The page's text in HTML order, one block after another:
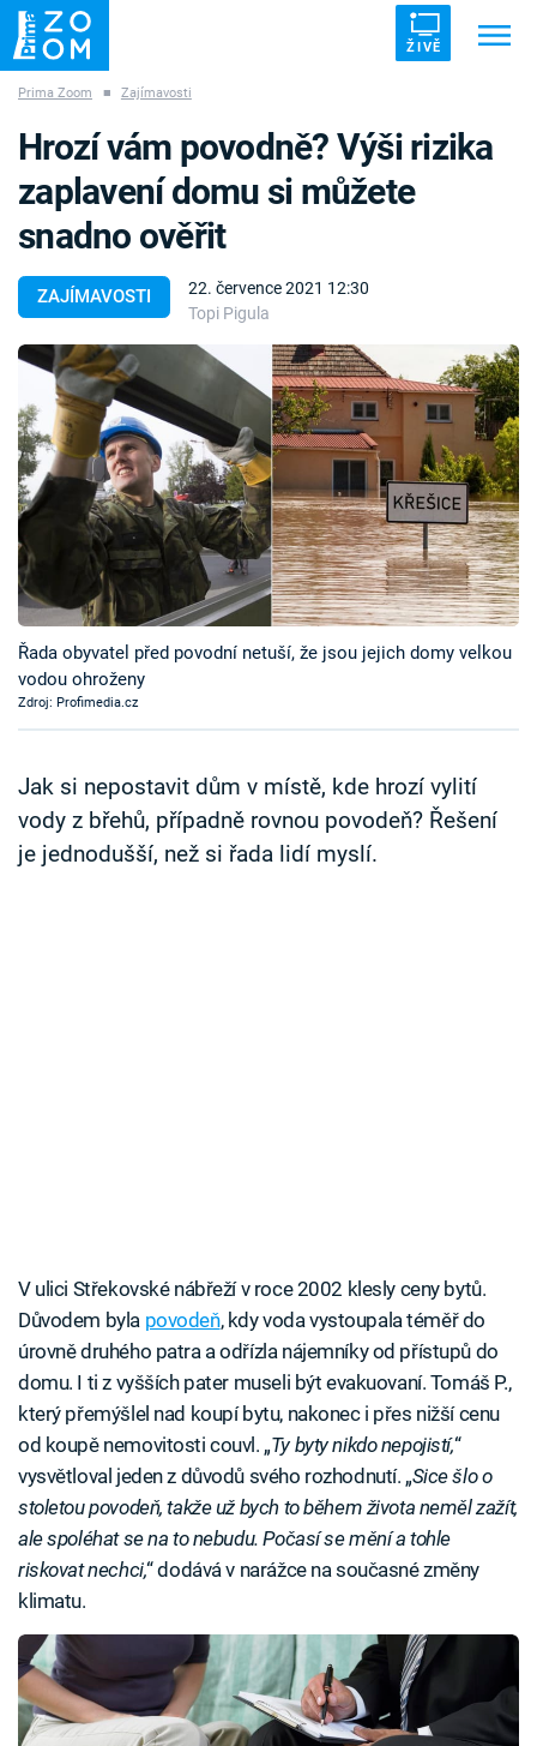
ŽIVĚ
ZÁHADY VETŘELCI DÁVNOVĚKU
Témata
Témata
Pořady
TV Program
Časopis
Sledujte prima+
Přihlášení
Sledujte nás
Prima Zoom ■ Zajímavosti
ZAJÍMAVOSTI
22. července 2021 12:30
Topi Pigula
Hrozí vám povodně? Výši rizika
zaplavení domu si můžete
snadno ověřit
Řada obyvatel před povodní netuší, že jsou jejich domy velkou
vodou ohroženy
Zdroj: Profimedia.cz
Jak si nepostavit dům v místě, kde hrozí vylití
vody z břehů, případně rovnou povodeň? Řešení
je jednodušší, než si řada lidí myslí.
V ulici Střekovské nábřeží v roce 2002 klesly ceny bytů.
Důvodem byla povodeň, kdy voda vystoupala téměř do
úrovně druhého patra a odřízla nájemníky od přístupů do
domu. I ti z vyšších pater museli být evakuovaní. Tomáš P.,
který přemýšlel nad koupí bytu, nakonec i přes nižší cenu
od koupě nemovitosti couvl. „Ty byty nikdo nepojistí,“
vysvětloval jeden z důvodů svého rozhodnutí. „Sice šlo o
stoletou povodeň, takže už bych to během života neměl zažít,
ale spoléhat se na to nebudu. Počasí se mění a tohle
riskovat nechci,“ dodává v narážce na současné změny
klimatu.